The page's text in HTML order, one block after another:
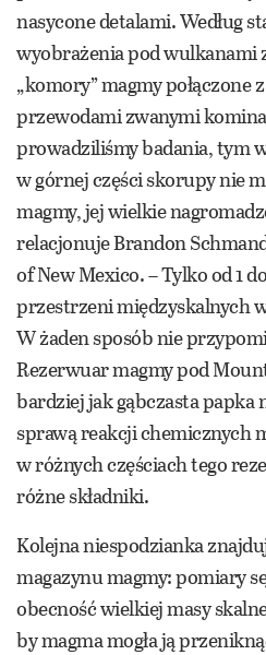
nasycone detalami. Według
wyobrażenia pod wulkanami
„komory” magmy
przewodami zwanymi
prowadziliśmy badania, tym
w górnej części skorupy nie
magmy, jej wielkie
relacjonuje Brandon
of New Mexico. – Tylko od 1
przestrzeni międzyskalnych
W żaden sposób nie
Rezerwuar magmy pod
bardziej jak gąbczasta papka
sprawą reakcji chemicznych
w różnych częściach tego
różne składniki.
Kolejna niespodzianka
magazynu magmy: pomiary
obecność wielkiej masy
by magma mogła ją